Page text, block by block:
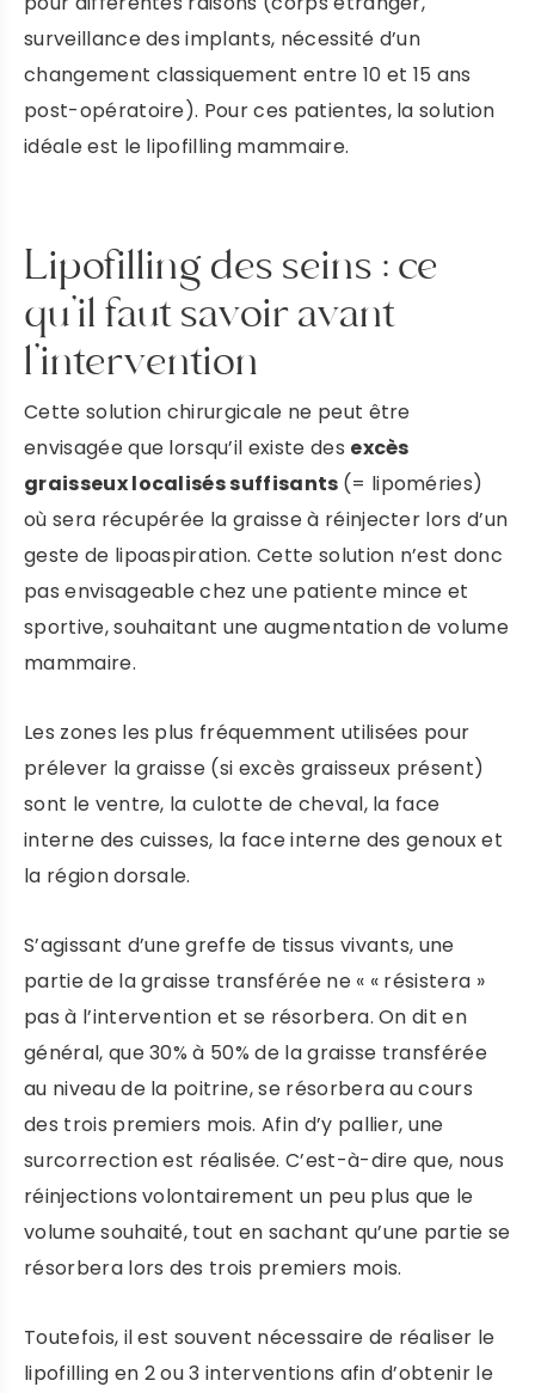
surveillance des implants, nécessité d’un
changement classiquement entre 10 et 15 ans
post-opératoire). Pour ces patientes, la solution
idéale est le lipofilling mammaire.
Lipofilling des seins : ce
qu’il faut savoir avant
l’intervention
Cette solution chirurgicale ne peut être
envisagée que lorsqu’il existe des excès
graisseux localisés suffisants (= lipoméries)
où sera récupérée la graisse à réinjecter lors d’un
geste de lipoaspiration. Cette solution n’est donc
pas envisageable chez une patiente mince et
sportive, souhaitant une augmentation de volume
mammaire.
Les zones les plus fréquemment utilisées pour
prélever la graisse (si excès graisseux présent)
sont le ventre, la culotte de cheval, la face
interne des cuisses, la face interne des genoux et
la région dorsale.
S’agissant d’une greffe de tissus vivants, une
partie de la graisse transférée ne « « résistera »
pas à l’intervention et se résorbera. On dit en
général, que 30% à 50% de la graisse transférée
au niveau de la poitrine, se résorbera au cours
des trois premiers mois. Afin d’y pallier, une
surcorrection est réalisée. C’est-à-dire que, nous
réinjections volontairement un peu plus que le
volume souhaité, tout en sachant qu’une partie se
résorbera lors des trois premiers mois.
Toutefois, il est souvent nécessaire de réaliser le
lipofilling en 2 ou 3 interventions afin d’obtenir le